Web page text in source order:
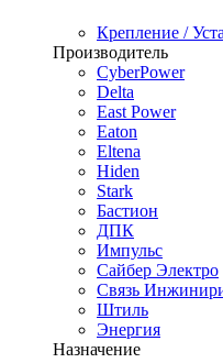
Крепление /
Производитель
CyberPower
Delta
East Power
Eaton
Eltena
Hiden
Stark
Бастион
ДПК
Импульс
Сайбер Электро
Связь
Штиль
Энергия
Назначение